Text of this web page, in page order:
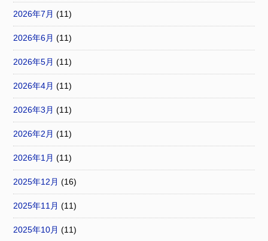
2026年7月 (11)
2026年6月 (11)
2026年5月 (11)
2026年4月 (11)
2026年3月 (11)
2026年2月 (11)
2026年1月 (11)
2025年12月 (16)
2025年11月 (11)
2025年10月 (11)